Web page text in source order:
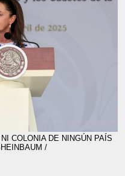
COLONIA DE NINGÚN PAÍS
/